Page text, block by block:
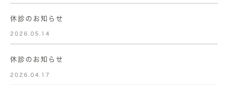
休診のお知らせ
2026.05.14
休診のお知らせ
2026.04.17